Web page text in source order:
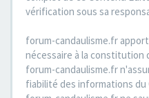
vérification sous sa
forum-candaulisme.fr
nécessaire à la constitution
forum-candaulisme.fr
fiabilité des informations